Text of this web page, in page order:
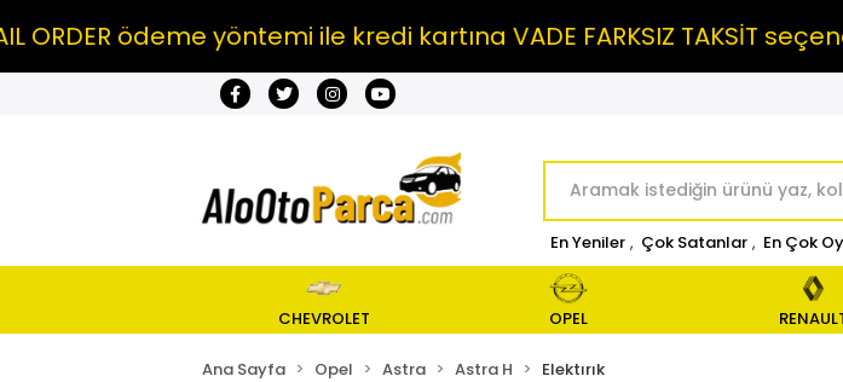
ödeme yöntemi ile kredi kartına VADE FARKSIZ TAKSİT
En Yeniler , Çok Satanlar , En Çok
CHEVROLET OPEL
Ana Sayfa Opel Astra Astra H Elektırık